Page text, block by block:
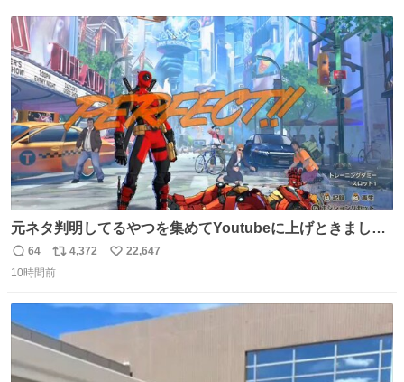
ト
数
数
元ネタ判明してるやつを集めてYoutubeに上げときまし
た。youtube.com/watch?v=rCsM9A… #MarvelTokon #
マーベル闘魂
返
信
64
リ
ポ
数
4,372
い
数
22,647
10時間前